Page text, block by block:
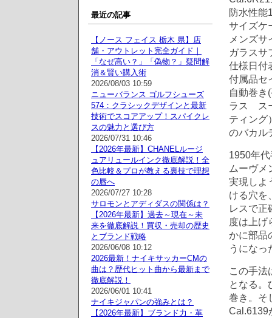
防水性能
サイズケ
メンズサ
ガラスサ
仕様日付
付属品セ
自動巻き
ラス ス
ティン
のバカル
1950年
ムーヴメ
実現しよ
ける穴を
レスで正
度は上げ
かに部品
うになっ
この手法
となる。
巻き。そ
Cal.6139
最近の記事
【ノース フェイス 栃木 県】店
舗・アウトレット完全ガイド｜
「なぜ高い？」「偽物？」疑問解
消＆賢い購入術
2026/08/03 10:59
ニューバランス ゴルフシューズ
574：クラシックデザインと最新
技術でスコアアップ！スパイクレ
スの魅力と選び方
2026/07/31 10:46
【2026年最新】CHANELルージ
ュアリュールインク徹底解説！全
色比較＆プロが教える裏技で理想
の唇へ
2026/07/27 10:28
サロモンとアディダスの関係は？
【2026年最新】過去～現在～未
来を徹底解説！買収・売却の歴史
とブランド戦略
2026/06/08 10:12
2026最新！ナイキサッカーCMの
曲は？歴代ヒット曲から最新まで
徹底解説！
2026/06/01 10:41
ナイキジャパンの強みとは？
【2026年最新】ブランド力・革